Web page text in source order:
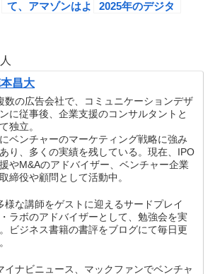
て、アマゾンはよ
2025年のデジタ
昌大
数の広告会社で、コミュニケーションデザ
に従事後、企業支援のコンサルタントと
独立。
ベンチャーのマーケティング戦略に強み
り、多くの実績を残している。現在、IPO
やM&Aのアドバイザー、ベンチャー企業
締役や顧問として活動中。
様な講師をゲストに迎えるサードプレイ
ラボのアドバイザーとして、勉強会を実
ビジネス書籍の書評をブログにて毎日更
イナビニュース、マックファンでベンチャ